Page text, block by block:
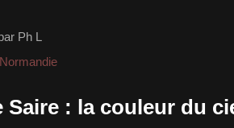
Ph L
Saire : la couleur du